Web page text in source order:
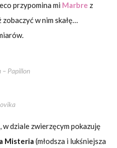
przypomina mi Marbre z
w nim skałę…
– Papillon
dziale zwierzęcym pokazuję
Misteria (młodsza i lukśniejsza